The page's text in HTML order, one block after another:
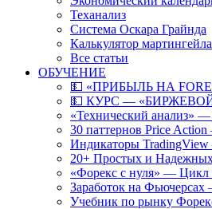
Теханализ
Система Оскара Грайнда
Калькулятор мартингейла
Все статьи
ОБУЧЕНИЕ
💵 «ПРИБЫЛЬ НА
💵 КУРС —
«Технический анализ»
30 паттернов Price
Индикаторы
20+ Простых и
«Форекс с нуля» — Цикл
Заработок на
Учебник по рынку